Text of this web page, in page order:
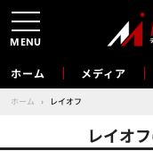
ホーム メディア
ホーム › レイオフ
レイオ
MENU